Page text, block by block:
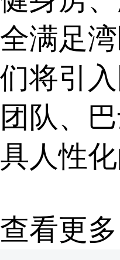
全满足
们将引
团队、
具人性
查看更多